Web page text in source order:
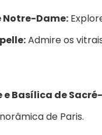
Dame:
Admire os
Basílica de
de Paris.